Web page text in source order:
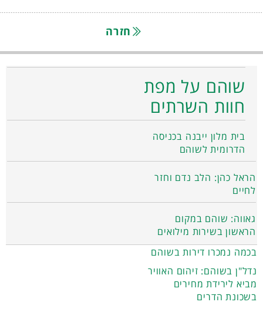
חזרה
שוהם על מפת
חוות השרתים
בית מלון ייבנה בכניסה
הדרומית לשוהם
הראל כהן: הלב נדם וחזר
לחיים
גאווה: שוהם במקום
הראשון בשירות מילואים
בכמה נמכרו דירות בשוהם
נדל"ן בשוהם: זיהום האוויר
מביא לירידת מחירים
בשכונת הדרים